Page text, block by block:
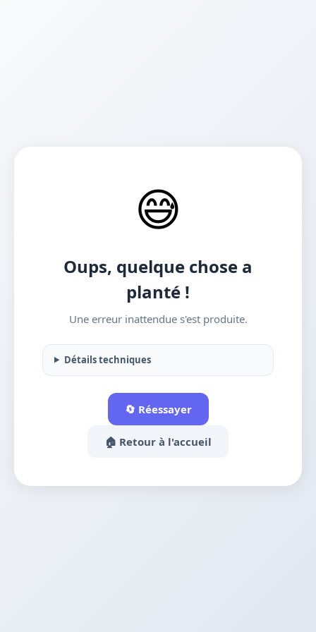
😅
Oups, quelque chose a
planté !
Une erreur inattendue s'est produite.
Détails techniques
🔄 Réessayer
🏠 Retour à l'accueil